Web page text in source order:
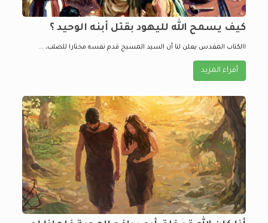
كيف يسمح الله لليهود بقتل أبنه الوحيد ؟
االكتاب المقدس يعلن لنا أن السيد المسيح قدم نفسه مختارا للصلب، ...
أقراء المزيد